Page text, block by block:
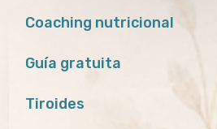
Coaching nutricional
Guía gratuita
Tiroides